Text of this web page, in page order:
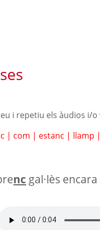
i repetiu els àudios i/o
| com | estanc | llamp |
nc gal·lès